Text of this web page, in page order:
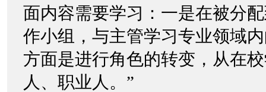
面内容需要学习：一是在被分
作小组，与主管学习专业领域
方面是进行角色的转变，从在
人、职业人。”